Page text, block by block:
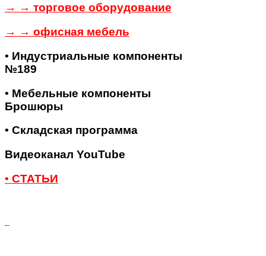
→ → торговое оборудование
→ → офисная мебель
• Индустриальные компоненты
№189
• Мебельные компоненты
Брошюры
• Складская программа
Видеоканал YouTube
• СТАТЬИ